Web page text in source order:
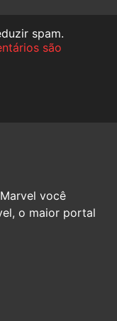
spam.
são
você
o maior portal